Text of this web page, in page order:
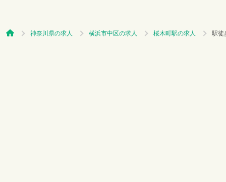
神奈川県の求人 横浜市中区の求人 桜木町駅の求人 駅徒